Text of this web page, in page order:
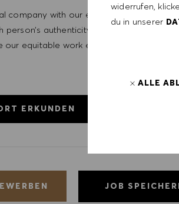
widerrufen,
du in unserer
ALLE
company with our employees
person’s authenticity and individuality.
our equitable work environment helps
ERKUNDEN
JOB